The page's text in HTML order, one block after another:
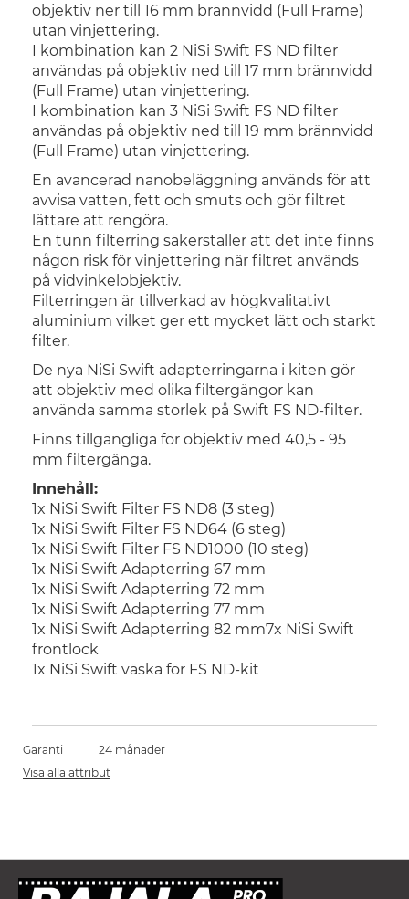
objektiv ner till 16 mm brännvidd (Full Frame)
utan vinjettering.
I kombination kan 2 NiSi Swift FS ND filter
användas på objektiv ned till 17 mm brännvidd
(Full Frame) utan vinjettering.
I kombination kan 3 NiSi Swift FS ND filter
användas på objektiv ned till 19 mm brännvidd
(Full Frame) utan vinjettering.
En avancerad nanobeläggning används för att
avvisa vatten, fett och smuts och gör filtret
lättare att rengöra.
En tunn filterring säkerställer att det inte finns
någon risk för vinjettering när filtret används
på vidvinkelobjektiv.
Filterringen är tillverkad av högkvalitativt
aluminium vilket ger ett mycket lätt och starkt
filter.
De nya NiSi Swift adapterringarna i kiten gör
att objektiv med olika filtergängor kan
använda samma storlek på Swift FS ND-filter.
Finns tillgängliga för objektiv med 40,5 - 95
mm filtergänga.
Innehåll:
1x NiSi Swift Filter FS ND8 (3 steg)
1x NiSi Swift Filter FS ND64 (6 steg)
1x NiSi Swift Filter FS ND1000 (10 steg)
1x NiSi Swift Adapterring 67 mm
1x NiSi Swift Adapterring 72 mm
1x NiSi Swift Adapterring 77 mm
1x NiSi Swift Adapterring 82 mm7x NiSi Swift
frontlock
1x NiSi Swift väska för FS ND-kit
Garanti
24 månader
Visa alla attribut